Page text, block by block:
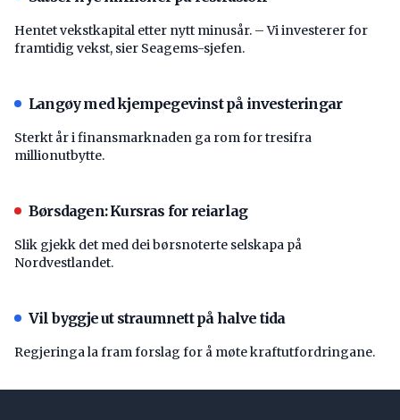
Hentet vekstkapital etter nytt minusår. – Vi investerer for
framtidig vekst, sier Seagems-sjefen.
Langøy med kjempegevinst på investeringar
Sterkt år i finansmarknaden ga rom for tresifra
millionutbytte.
Børsdagen: Kursras for reiarlag
Slik gjekk det med dei børsnoterte selskapa på
Nordvestlandet.
Vil byggje ut straumnett på halve tida
Regjeringa la fram forslag for å møte kraftutfordringane.